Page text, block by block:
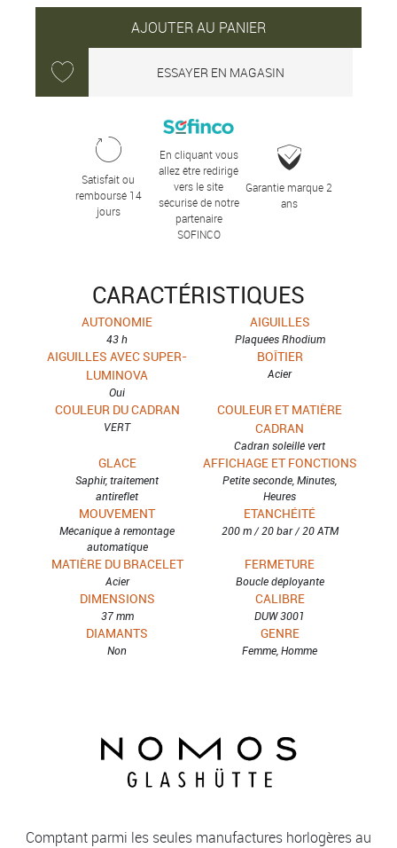
AJOUTER AU PANIER
ESSAYER EN MAGASIN
Satisfait ou
remboursé 14
jours
En cliquant vous
allez être redirigé
vers le site
sécurisé de notre
partenaire
SOFINCO
Garantie marque 2
ans
CARACTÉRISTIQUES
AUTONOMIE
43 h
AIGUILLES
Plaquées Rhodium
AIGUILLES AVEC SUPER-
LUMINOVA
Oui
BOÎTIER
Acier
COULEUR DU CADRAN
VERT
COULEUR ET MATIÈRE
CADRAN
Cadran soleillé vert
GLACE
Saphir, traitement
antireflet
AFFICHAGE ET FONCTIONS
Petite seconde, Minutes,
Heures
MOUVEMENT
Mécanique à remontage
automatique
ETANCHÉITÉ
200 m / 20 bar / 20 ATM
MATIÈRE DU BRACELET
Acier
FERMETURE
Boucle déployante
DIMENSIONS
37 mm
CALIBRE
DUW 3001
DIAMANTS
Non
GENRE
Femme, Homme
Comptant parmi les seules manufactures horlogères au